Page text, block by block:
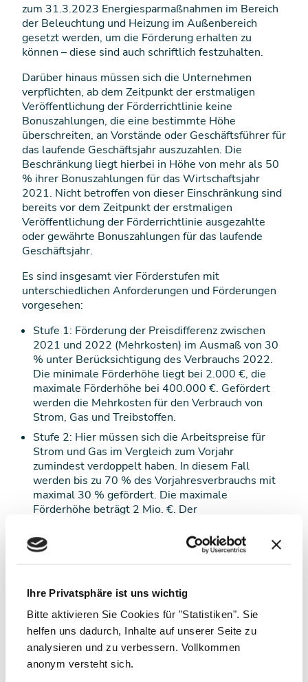
Ihre Privatsphäre ist uns wichtig
Bitte aktivieren Sie Cookies für "Statistiken". Sie
helfen uns dadurch, Inhalte auf unserer Seite zu
analysieren und zu verbessern. Vollkommen
anonym versteht sich.
zum 31.3.2023 Energiesparmaßnahmen im Bereich
der Beleuchtung und Heizung im Außenbereich
gesetzt werden, um die Förderung erhalten zu
können – diese sind auch schriftlich festzuhalten.
Darüber hinaus müssen sich die Unternehmen
verpflichten, ab dem Zeitpunkt der erstmaligen
Veröffentlichung der Förderrichtlinie keine
Bonuszahlungen, die eine bestimmte Höhe
überschreiten, an Vorstände oder Geschäftsführer für
das laufende Geschäftsjahr auszuzahlen. Die
Beschränkung liegt hierbei in Höhe von mehr als 50
% ihrer Bonuszahlungen für das Wirtschaftsjahr
2021. Nicht betroffen von dieser Einschränkung sind
bereits vor dem Zeitpunkt der erstmaligen
Veröffentlichung der Förderrichtlinie ausgezahlte
oder gewährte Bonuszahlungen für das laufende
Geschäftsjahr.
Es sind insgesamt vier Förderstufen mit
unterschiedlichen Anforderungen und Förderungen
vorgesehen:
Stufe 1: Förderung der Preisdifferenz zwischen
2021 und 2022 (Mehrkosten) im Ausmaß von 30
% unter Berücksichtigung des Verbrauchs 2022.
Die minimale Förderhöhe liegt bei 2.000 €, die
maximale Förderhöhe bei 400.000 €. Gefördert
werden die Mehrkosten für den Verbrauch von
Strom, Gas und Treibstoffen.
Stufe 2: Hier müssen sich die Arbeitspreise für
Strom und Gas im Vergleich zum Vorjahr
zumindest verdoppelt haben. In diesem Fall
werden bis zu 70 % des Vorjahresverbrauchs mit
maximal 30 % gefördert. Die maximale
Förderhöhe beträgt 2 Mio. €. Der
Rolle.
Stufe 3: Neben den Voraussetzungen für Stufe 1
Betriebsverlust (EBITDA) erforderlich, um einen
Zuschuss von bis zu 25 Mio. € zu erhalten. Die
Berechnung des Zuschusses in Stufe 3 erfolgt
analog zu Stufe 2, wobei ein Fördersatz von 50 %
zur Anwendung gelangt.
Stufe 4: In Stufe 4 werden nur ausgewählte